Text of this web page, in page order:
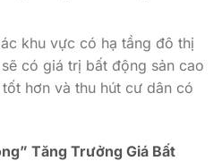
khu vực có hạ tầng đô thị
có giá trị bất động sản cao
hơn và thu hút cư dân có
Tăng Trưởng Giá Bất